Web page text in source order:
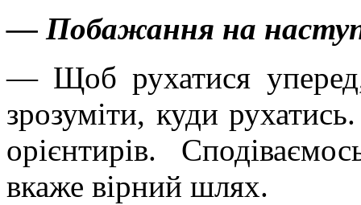
— Побажання на
— Щоб рухатися
зрозуміти, куди
орієнтирів.
вкаже вірний шлях.